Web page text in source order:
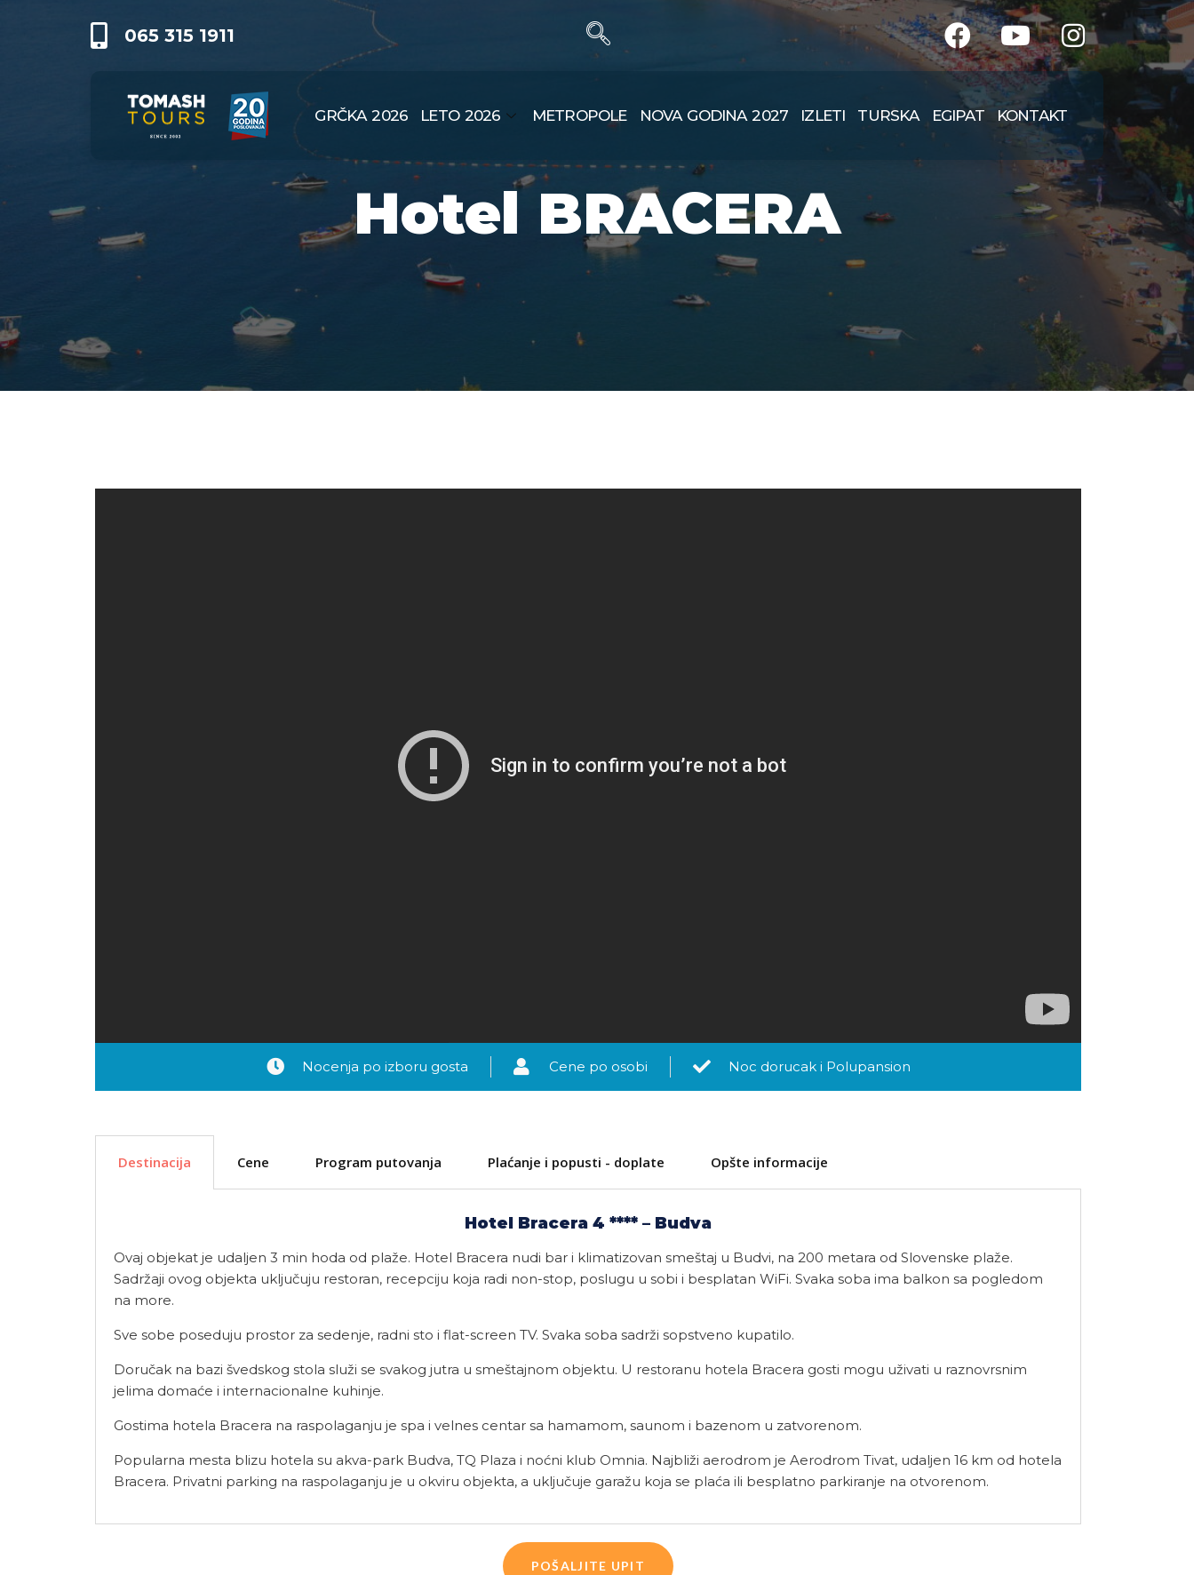
065 315 1911
GRČKA 2026 LETO 2026 METROPOLE NOVA GODINA 2027 IZLETI TURSKA EGIPAT KONTAKT
Hotel BRACERA
Nocenja po izboru gosta Cene po osobi Noc dorucak i Polupansion
Destinacija Cene Program putovanja Plaćanje i popusti - doplate Opšte informacije
Hotel Bracera 4 **** – Budva
Ovaj objekat je udaljen 3 min hoda od plaže. Hotel Bracera nudi bar i klimatizovan smeštaj u Budvi, na 200 metara od Slovenske plaže.
Sadržaji ovog objekta uključuju restoran, recepciju koja radi non-stop, poslugu u sobi i besplatan WiFi. Svaka soba ima balkon sa pogledom
na more.
Sve sobe poseduju prostor za sedenje, radni sto i flat-screen TV. Svaka soba sadrži sopstveno kupatilo.
Doručak na bazi švedskog stola služi se svakog jutra u smeštajnom objektu. U restoranu hotela Bracera gosti mogu uživati u raznovrsnim
jelima domaće i internacionalne kuhinje.
Gostima hotela Bracera na raspolaganju je spa i velnes centar sa hamamom, saunom i bazenom u zatvorenom.
Popularna mesta blizu hotela su akva-park Budva, TQ Plaza i noćni klub Omnia. Najbliži aerodrom je Aerodrom Tivat, udaljen 16 km od hotela
Bracera. Privatni parking na raspolaganju je u okviru objekta, a uključuje garažu koja se plaća ili besplatno parkiranje na otvorenom.
POŠALJITE UPIT